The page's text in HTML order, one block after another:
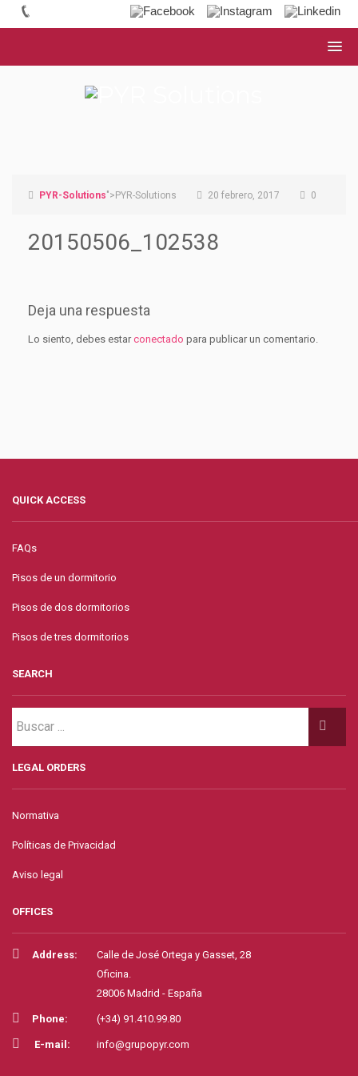
PYR-Solutions">PYR-Solutions 20 febrero, 2017 0
20150506_102538
Deja una respuesta
Lo siento, debes estarconectado para publicar un comentario.
QUICK ACCESS
FAQs
Pisos de un dormitorio
Pisos de dos dormitorios
Pisos de tres dormitorios
SEARCH
LEGAL ORDERS
Normativa
Políticas de Privacidad
Aviso legal
OFFICES
Address:
Calle de José Ortega y Gasset, 28
Oficina.
28006 Madrid - España
Phone: (+34) 91.410.99.80
E-mail: info@grupopyr.com